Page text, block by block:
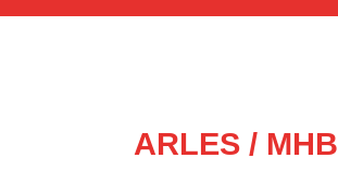
ARLES / MHB